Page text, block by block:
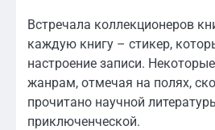
Встречала коллекционеров
каждую книгу – стикер,
настроение записи.
жанрам, отмечая на полях,
прочитано научной
приключенческой.